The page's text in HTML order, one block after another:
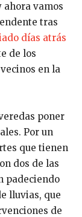
ahora vamos
tras
días atrás
de los
en la
poner
Por un
que tienen
dos de las
padeciendo
lluvias, que
de